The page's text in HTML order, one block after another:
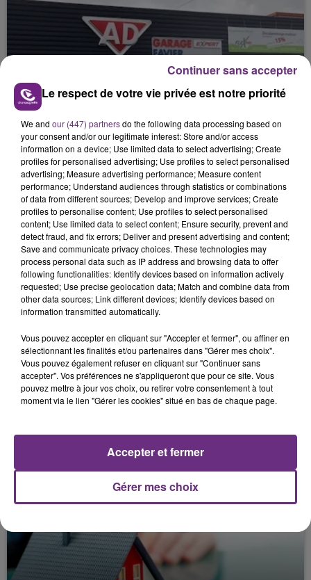
17 mai 2019
MÉCANICIEN EXPÉRIMENTÉ
25 avril 2019
POSTE DE MÉCANICIEN ITINÉRANT
Le respect de votre vie privée est notre priorité
We and our (447) partnersdo the following data processing based on
your consent and/or our legitimate interest: Store and/or access
information on a device; Use limited data to select advertising; Create
profiles for personalised advertising; Use profiles to select personalised
advertising; Measure advertising performance; Measure content
performance; Understand audiences through statistics or combinations
of data from different sources; Develop and improve services; Create
profiles to personalise content; Use profiles to select personalised
content; Use limited data to select content; Ensure security, prevent and
detect fraud, and fix errors; Deliver and present advertising and content;
Save and communicate privacy choices. These technologies may
process personal data such as IP address and browsing data to offer
following functionalities: Identify devices based on information actively
requested; Use precise geolocation data; Match and combine data from
other data sources; Link different devices; Identify devices based on
information transmitted automatically.
Vous pouvez accepter en cliquant sur "Accepter et fermer", ou affiner en
sélectionnant les finalités et/ou partenaires dans "Gérer mes choix".
Vous pouvez également refuser en cliquant sur "Continuer sans
accepter". Vos préférences ne s'appliqueront que pour ce site. Vous
pouvez mettre à jour vos choix, ou retirer votre consentement à tout
moment via le lien "Gérer les cookies" situé en bas de chaque page.
Gérer mes choix
Accepter et fermer
Continuer sans accepter